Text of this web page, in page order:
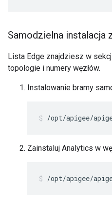
Samodzielna instalacja
Lista Edge znajdziesz w
topologie i numery węzłów.
Instalowanie bramy
/opt/apigee/
Zainstaluj Analytics w
/opt/apigee/